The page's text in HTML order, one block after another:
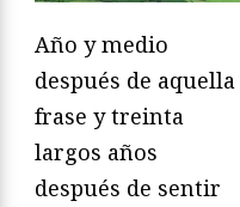
Año y medio
después de aquella
frase y treinta
largos años
después de sentir